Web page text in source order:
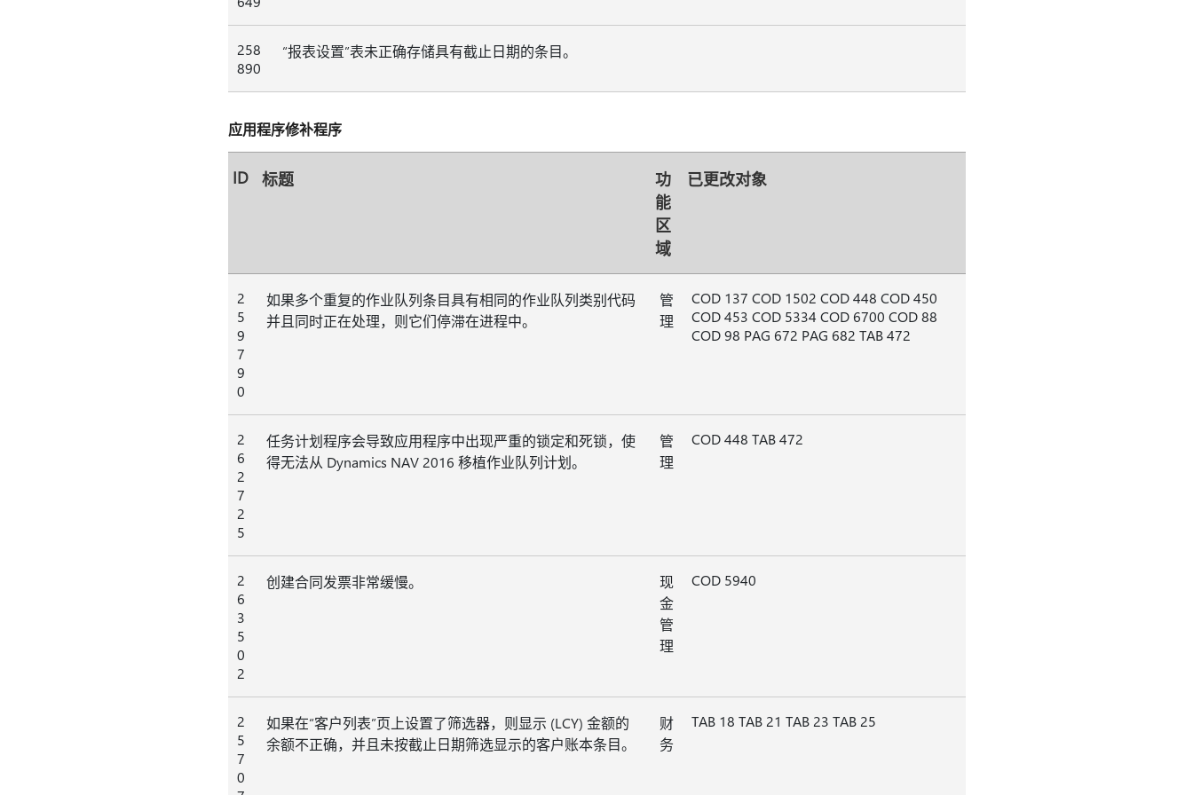
258
890
“报表设置”表未正确存储具有截止日期的条目。
应用程序修补程序
ID 标题
功
能
区
域
已更改对象
2
5
9
7
9
0
如果多个重复的作业队列条目具有相同的作业队列类别代码
并且同时正在处理，则它们停滞在进程中。
管
理
COD 137 COD 1502 COD 448 COD 450
COD 453 COD 5334 COD 6700 COD 88
COD 98 PAG 672 PAG 682 TAB 472
2
6
2
7
2
5
任务计划程序会导致应用程序中出现严重的锁定和死锁，使
得无法从 Dynamics NAV 2016 移植作业队列计划。
管
理
COD 448 TAB 472
2
6
3
5
0
2
创建合同发票非常缓慢。
现
金
管
理
COD 5940
2
5
7
0
如果在“客户列表”页上设置了筛选器，则显示 (LCY) 金额的
余额不正确，并且未按截止日期筛选显示的客户账本条目。
财
务
TAB 18 TAB 21 TAB 23 TAB 25